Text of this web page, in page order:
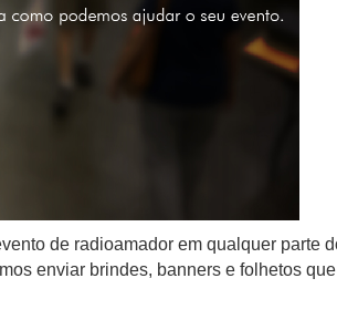
de radioamador em qualquer parte
enviar brindes, banners e folhetos